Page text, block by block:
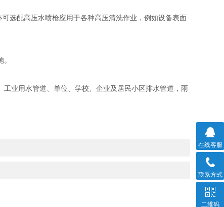
选配高压水喷枪应用于各种高压清洗作业，例如设备表面
业用水管道、单位、学校、企业及居民小区排水管道，雨
在线客服
联系方式
二维码